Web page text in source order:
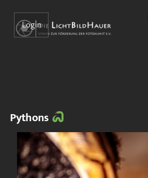
Login
Pythons